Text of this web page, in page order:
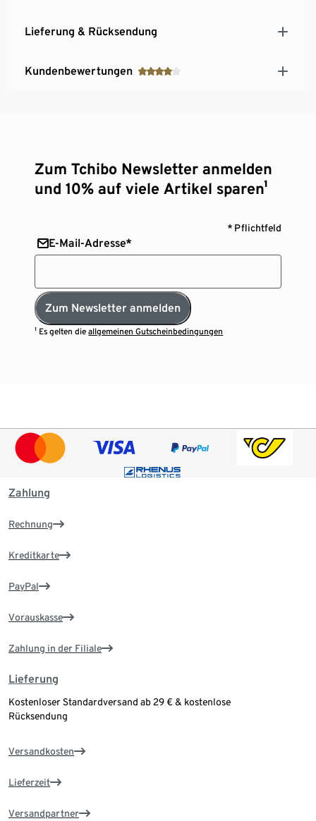
Lieferung & Rücksendung
Kundenbewertungen
Zum Tchibo Newsletter anmelden
und 10% auf viele Artikel sparen¹
* Pflichtfeld
E-Mail-Adresse*
Zum Newsletter anmelden
¹ Es gelten dieallgemeinen Gutscheinbedingungen
Zahlung
Rechnung
Kreditkarte
PayPal
Vorauskasse
Zahlung in der Filiale
Lieferung
Kostenloser Standardversand ab 29 € & kostenlose
Rücksendung
Versandkosten
Lieferzeit
Versandpartner